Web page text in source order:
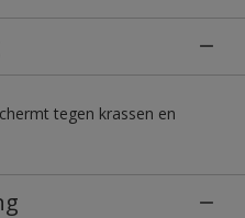
tegen krassen en